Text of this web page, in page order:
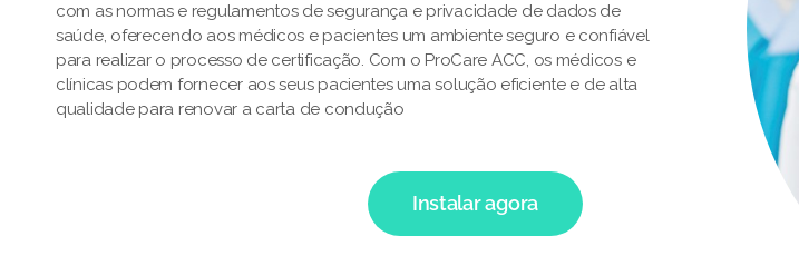
com as normas e regulamentos de segurança e privacidade de dados de
saúde, oferecendo aos médicos e pacientes um ambiente seguro e confiável
para realizar o processo de certificação. Com o ProCare ACC, os médicos e
clínicas podem fornecer aos seus pacientes uma solução eficiente e de alta
qualidade para renovar a carta de condução
Instalar agora